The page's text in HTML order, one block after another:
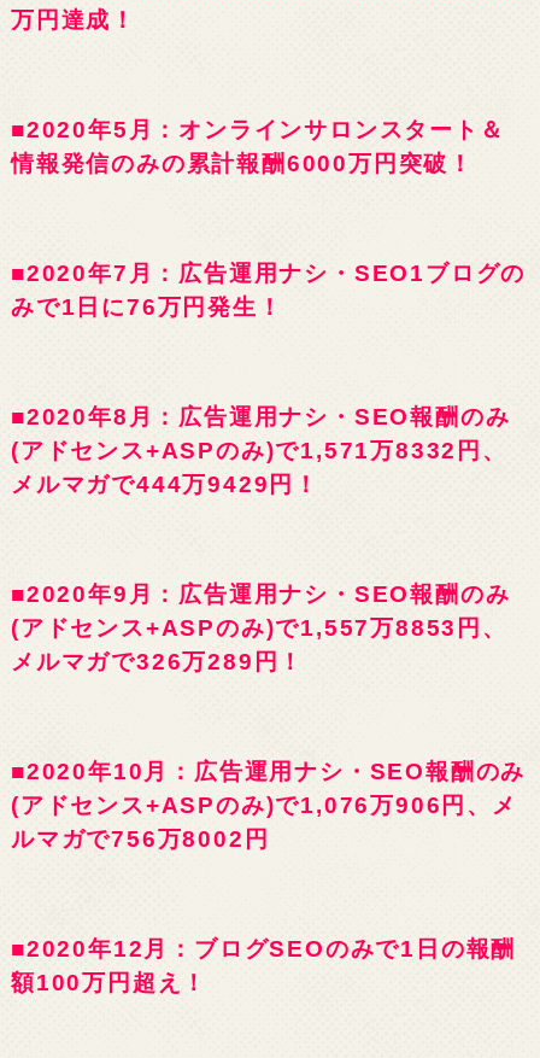
万円達成！
■2020年5月：オンラインサロンスタート＆
情報発信のみの累計報酬6000万円突破！
■2020年7月：広告運用ナシ・SEO1ブログの
みで1日に76万円発生！
■2020年8月：広告運用ナシ・SEO報酬のみ
(アドセンス+ASPのみ)で1,571万8332円、
メルマガで444万9429円！
■2020年9月：広告運用ナシ・SEO報酬のみ
(アドセンス+ASPのみ)で1,557万8853円、
メルマガで326万289円！
■2020年10月：広告運用ナシ・SEO報酬のみ
(アドセンス+ASPのみ)で1,076万906円、メ
ルマガで756万8002円
■2020年12月：ブログSEOのみで1日の報酬
額100万円超え！